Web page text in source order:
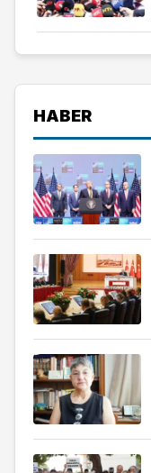
HABER